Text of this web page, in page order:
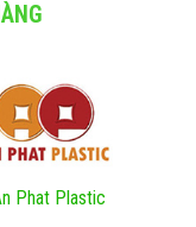
Phat Plastic